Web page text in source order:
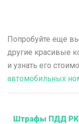
Попробуйте еще
другие красивые
и узнать его
автомобильных
Штрафы ПДД РК